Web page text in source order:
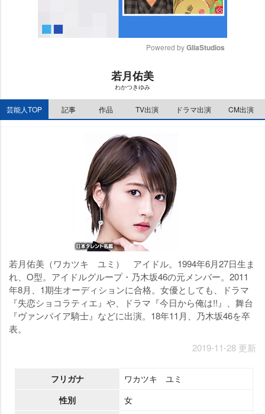
e
Powered by GliaStudios
若月佑美
わかつきゆみ
芸能人TOP 記事 作品 TV出演 ドラマ出演 CM出演
若月佑美（ワカツキ ユミ） アイドル。1994年6月27日生ま
れ、O型。アイドルグループ・乃木坂46の元メンバー。2011
年8月、1期生オーディションに合格。女優としても、ドラマ
『失恋ショコラティエ』や、ドラマ『今日から俺は!!』、舞台
『ヴァンパイア騎士』などに出演。18年11月、乃木坂46を卒
表。
2019-11-28 更新
フリガナ
ワカツキ ユミ
性別
女